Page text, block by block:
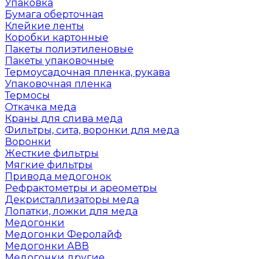
Упаковка
Бумага оберточная
Клейкие ленты
Коробки картонные
Пакеты полиэтиленовые
Пакеты упаковочные
Термоусадочная пленка, рукава
Упаковочная пленка
Термосы
Откачка меда
Краны для слива меда
Фильтры, сита, воронки для меда
Воронки
Жесткие фильтры
Мягкие фильтры
Привода медогонок
Рефрактометры и ареометры
Декристаллизаторы меда
Лопатки, ложки для меда
Медогонки
Медогонки Феролайф
Медогонки АВВ